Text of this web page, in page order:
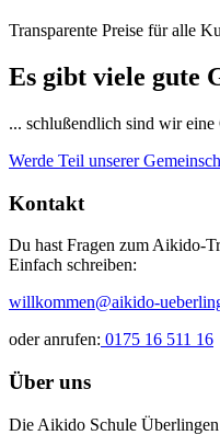
Transparente Preise für alle
Es gibt viele gute
... schlußendlich sind wir eine
Werde Teil unserer
Kontakt
Du hast Fragen zum Aikido-
Einfach schreiben:
willkommen@aikido-
oder anrufen: 0175 16 511 16
Über uns
Die Aikido Schule